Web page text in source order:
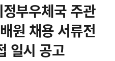
부우체국 주관
원 채용 서류전
일시 공고